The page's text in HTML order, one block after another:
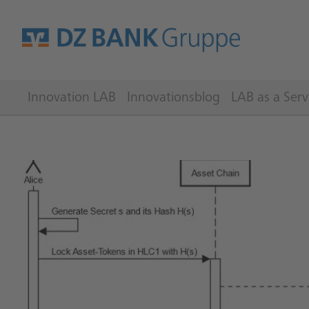
Innovation LAB Innovationsblog LAB as a